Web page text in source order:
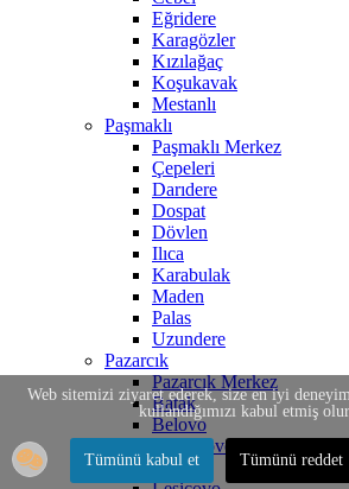
Eğridere
Karagözler
Kızılağaç
Koşukavak
Mestanlı
Paşmaklı
Paşmaklı Merkez
Çepeleri
Darıdere
Dospat
Dövlen
Ilıca
Karabulak
Maden
Palas
Uzundere
Pazarcık
Pazarcık Merkez
Batak
Belovo
Bratsigovo
İstirelçe
Web sitemizi ziyaret ederek, size en iyi
kullandığımızı kabul etmiş
Tümünü kabul et Tümünü reddet